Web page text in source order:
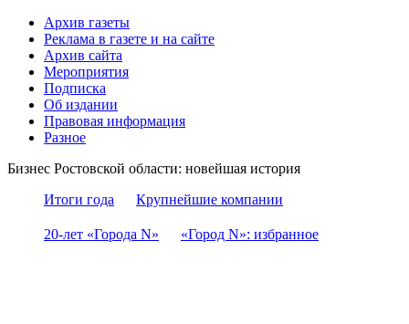
Архив газеты
Реклама в газете и на сайте
Архив сайта
Мероприятия
Подписка
Об издании
Правовая информация
Разное
Бизнес Ростовской области: новейшая история
Итоги года
Крупнейшие компании
20-лет «Города N» «Город N»: избранное